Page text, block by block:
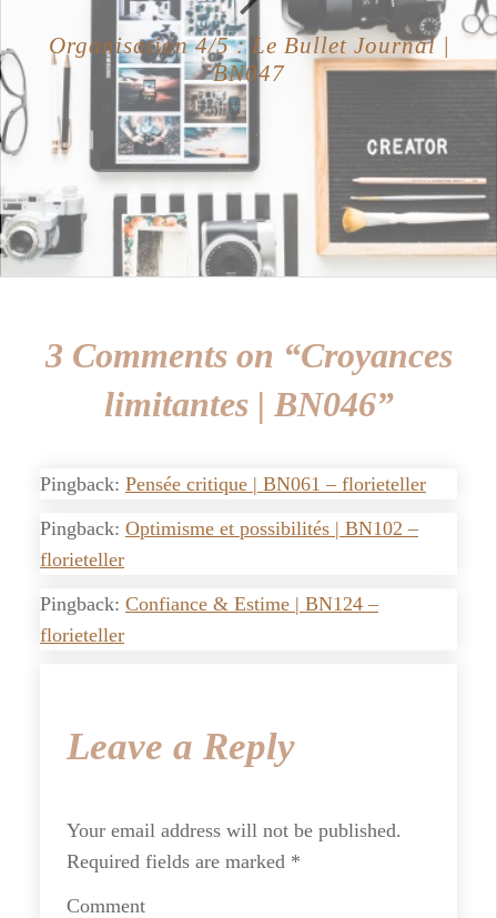
Organisation 4/5 : Le Bullet Journal |
BN047
3 Comments on “Croyances
limitantes | BN046”
Pingback: Pensée critique | BN061 – florieteller
Pingback: Optimisme et possibilités | BN102 –
florieteller
Pingback: Confiance & Estime | BN124 –
florieteller
Leave a Reply
Your email address will not be published.
Required fields are marked *
Comment